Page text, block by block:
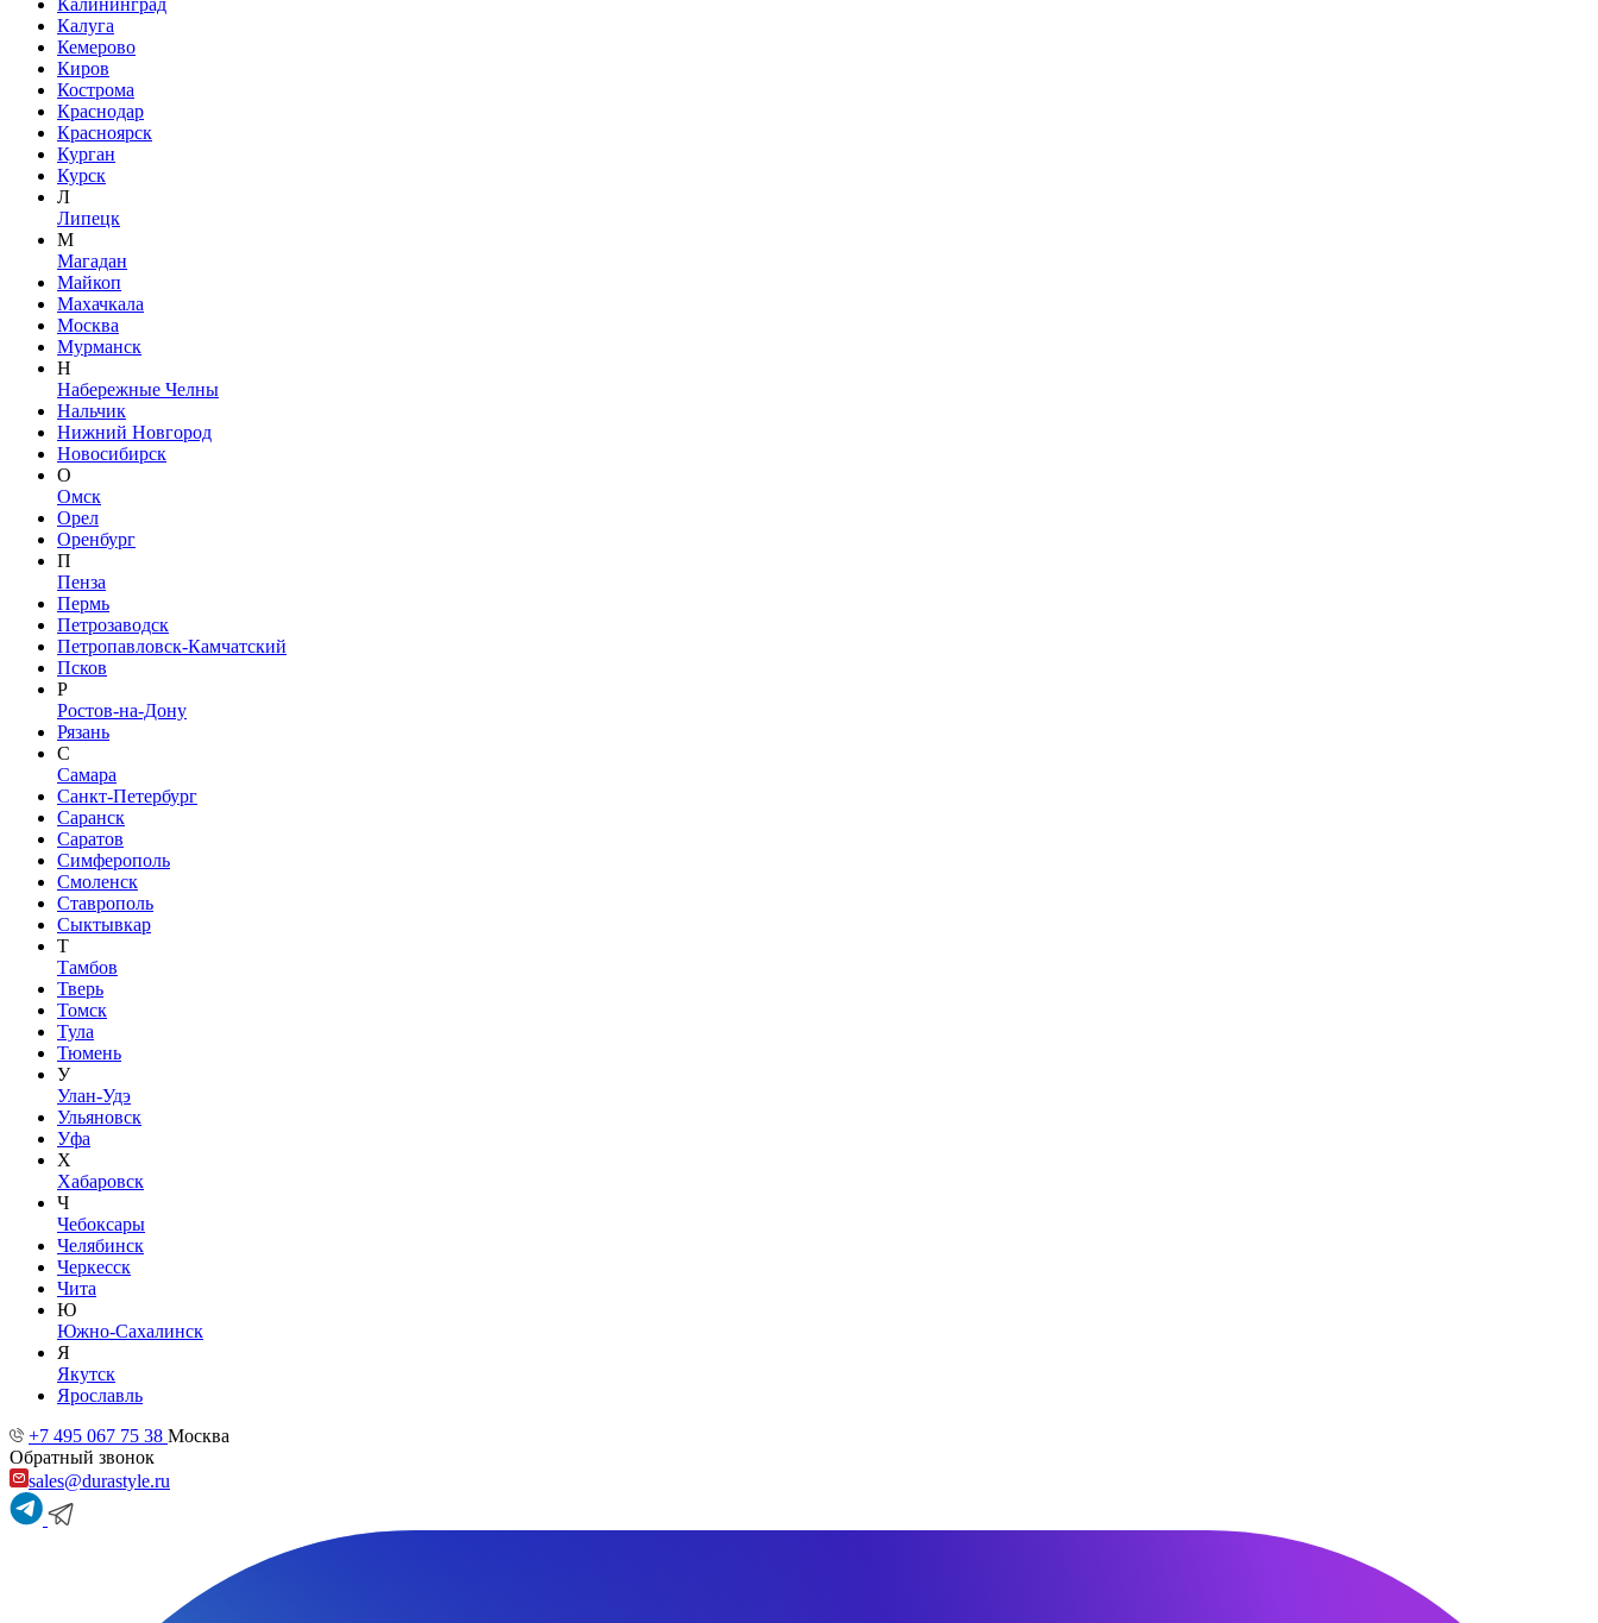
Калининград
Калуга
Кемерово
Киров
Кострома
Краснодар
Красноярск
Курган
Курск
Л
Липецк
М
Магадан
Майкоп
Махачкала
Москва
Мурманск
Н
Набережные Челны
Нальчик
Нижний Новгород
Новосибирск
О
Омск
Орел
Оренбург
П
Пенза
Пермь
Петрозаводск
Петропавловск-Камчатский
Псков
Р
Ростов-на-Дону
Рязань
С
Самара
Санкт-Петербург
Саранск
Саратов
Симферополь
Смоленск
Ставрополь
Сыктывкар
Т
Тамбов
Тверь
Томск
Тула
Тюмень
У
Улан-Удэ
Ульяновск
Уфа
Х
Хабаровск
Ч
Чебоксары
Челябинск
Черкесск
Чита
Ю
Южно-Сахалинск
Я
Якутск
Ярославль
+7 495 067 75 38 Москва
Обратный звонок
sales@durastyle.ru